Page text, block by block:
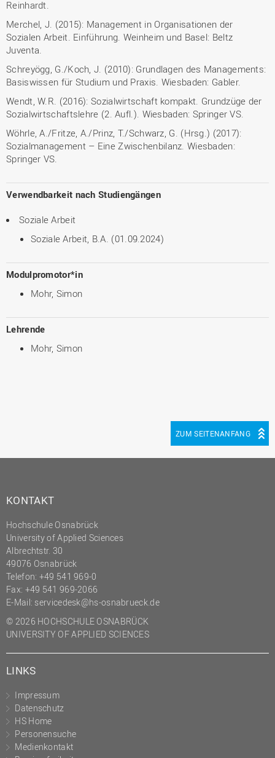
Reinhardt.
Merchel, J. (2015): Management in Organisationen der
Sozialen Arbeit. Einführung. Weinheim und Basel: Beltz
Juventa.
Schreyögg, G./Koch, J. (2010): Grundlagen des Managements:
Basiswissen für Studium und Praxis. Wiesbaden: Gabler.
Wendt, W.R. (2016): Sozialwirtschaft kompakt. Grundzüge der
Sozialwirtschaftslehre (2. Aufl.). Wiesbaden: Springer VS.
Wöhrle, A./Fritze, A./Prinz, T./Schwarz, G. (Hrsg.) (2017):
Sozialmanagement – Eine Zwischenbilanz. Wiesbaden:
Springer VS.
Verwendbarkeit nach Studiengängen
Soziale Arbeit
Soziale Arbeit, B.A. (01.09.2024)
Modulpromotor*in
Mohr, Simon
Lehrende
Mohr, Simon
ZUM SEITENANFANG
KONTAKT
Hochschule Osnabrück
University of Applied Sciences
Albrechtstr. 30
49076 Osnabrück
Telefon: +49 541 969-0
Fax: +49 541 969-2066
E-Mail: servicedesk@hs-osnabrueck.de
© 2026 HOCHSCHULE OSNABRÜCK
UNIVERSITY OF APPLIED SCIENCES
LINKS
Impressum
Datenschutz
HS Home
Personensuche
Medienkontakt